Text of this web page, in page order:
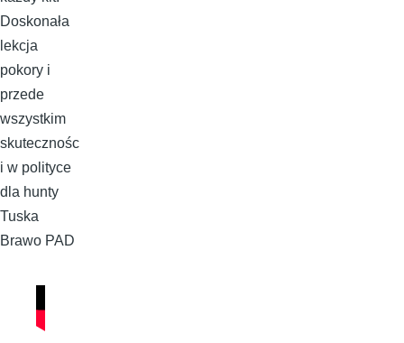
Doskonała
lekcja
pokory i
przede
wszystkim
skutecznośc
i w polityce
dla hunty
Tuska
Brawo PAD